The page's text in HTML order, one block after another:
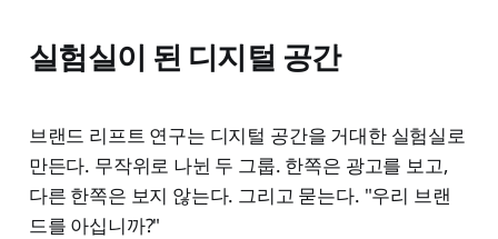
실험실이 된 디지털 공간
브랜드 리프트 연구는 디지털 공간을 거대한 실험실로
만든다. 무작위로 나뉜 두 그룹. 한쪽은 광고를 보고,
다른 한쪽은 보지 않는다. 그리고 묻는다. "우리 브랜
드를 아십니까?"